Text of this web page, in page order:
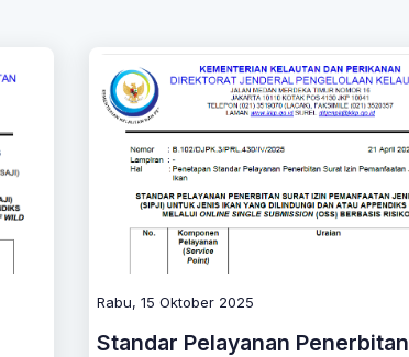
Rabu, 15 Oktober 2025
Standar Pelayanan Penerbitan